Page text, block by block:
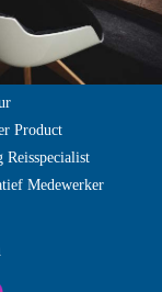
Product
Reisspecialist
Medewerker